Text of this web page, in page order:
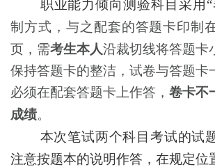
职业能力倾向测验科目采用 “
制方式，与之配套的答题卡印制
页，需考生本人沿裁切线将答题卡
保持答题卡的整洁，试卷与答题卡
必须在配套答题卡上作答， 卷卡不
成绩。
本次笔试两个科目考试的试
注意按题本的说明作答，在规定位